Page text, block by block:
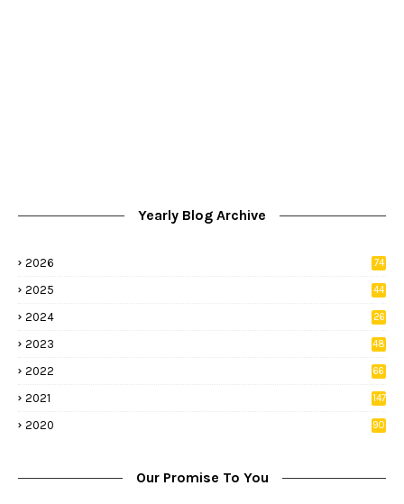
Yearly Blog Archive
2026
74
2025
44
2024
26
2023 48
2022
66
2021
147
2020
90
Our Promise To You